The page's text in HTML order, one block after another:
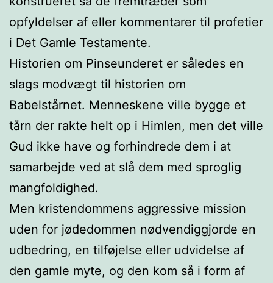
opfyldelser af eller kommentarer til profetier
i Det Gamle Testamente.
Historien om Pinseunderet er således en
slags modvægt til historien om
Babelstårnet. Menneskene ville bygge et
tårn der rakte helt op i Himlen, men det ville
Gud ikke have og forhindrede dem i at
samarbejde ved at slå dem med sproglig
mangfoldighed.
Men kristendommens aggressive mission
uden for jødedommen nødvendiggjorde en
udbedring, en tilføjelse eller udvidelse af
den gamle myte, og den kom så i form af